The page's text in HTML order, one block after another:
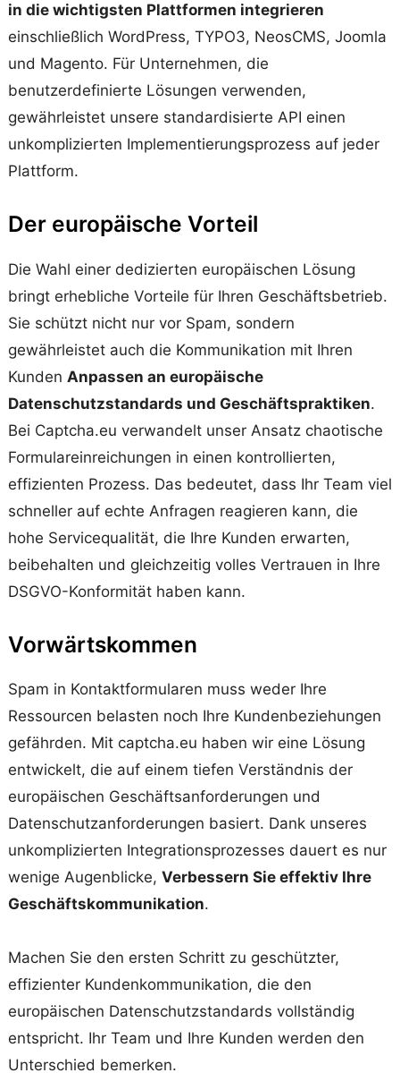
in die wichtigsten Plattformen integrieren
einschließlich WordPress, TYPO3, NeosCMS, Joomla
und Magento. Für Unternehmen, die
benutzerdefinierte Lösungen verwenden,
gewährleistet unsere standardisierte API einen
unkomplizierten Implementierungsprozess auf jeder
Plattform.
Der europäische Vorteil
Die Wahl einer dedizierten europäischen Lösung
bringt erhebliche Vorteile für Ihren Geschäftsbetrieb.
Sie schützt nicht nur vor Spam, sondern
gewährleistet auch die Kommunikation mit Ihren
Kunden Anpassen an europäische
Datenschutzstandards und Geschäftspraktiken.
Bei Captcha.eu verwandelt unser Ansatz chaotische
Formulareinreichungen in einen kontrollierten,
effizienten Prozess. Das bedeutet, dass Ihr Team viel
schneller auf echte Anfragen reagieren kann, die
hohe Servicequalität, die Ihre Kunden erwarten,
beibehalten und gleichzeitig volles Vertrauen in Ihre
DSGVO-Konformität haben kann.
Vorwärtskommen
Spam in Kontaktformularen muss weder Ihre
Ressourcen belasten noch Ihre Kundenbeziehungen
gefährden. Mit captcha.eu haben wir eine Lösung
entwickelt, die auf einem tiefen Verständnis der
europäischen Geschäftsanforderungen und
Datenschutzanforderungen basiert. Dank unseres
unkomplizierten Integrationsprozesses dauert es nur
wenige Augenblicke, Verbessern Sie effektiv Ihre
Geschäftskommunikation.
Machen Sie den ersten Schritt zu geschützter,
effizienter Kundenkommunikation, die den
europäischen Datenschutzstandards vollständig
entspricht. Ihr Team und Ihre Kunden werden den
Unterschied bemerken.